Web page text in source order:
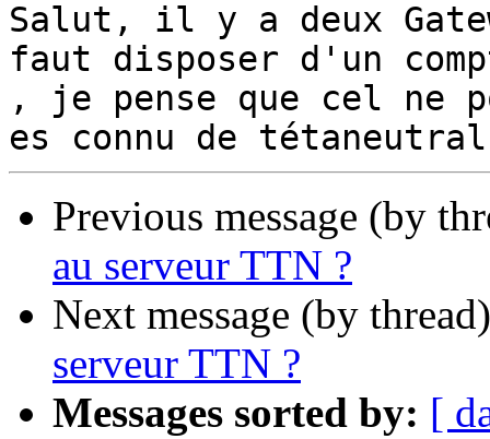
Salut, il y a deux
faut disposer d'un
, je pense que cel ne
Previous message (by
au serveur TTN ?
Next message (by
serveur TTN ?
Messages sorted by: [